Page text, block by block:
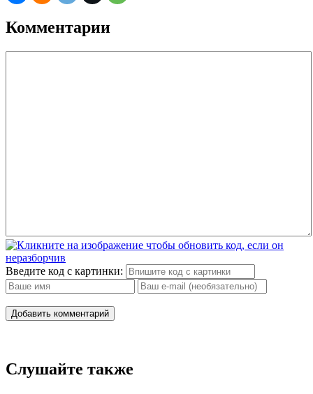
Комментарии
Введите код с картинки:
Добавить комментарий
Слушайте также